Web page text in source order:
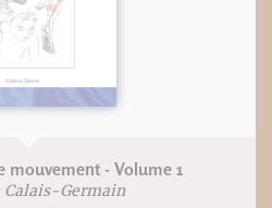
mouvement - Volume 1
Calais-Germain